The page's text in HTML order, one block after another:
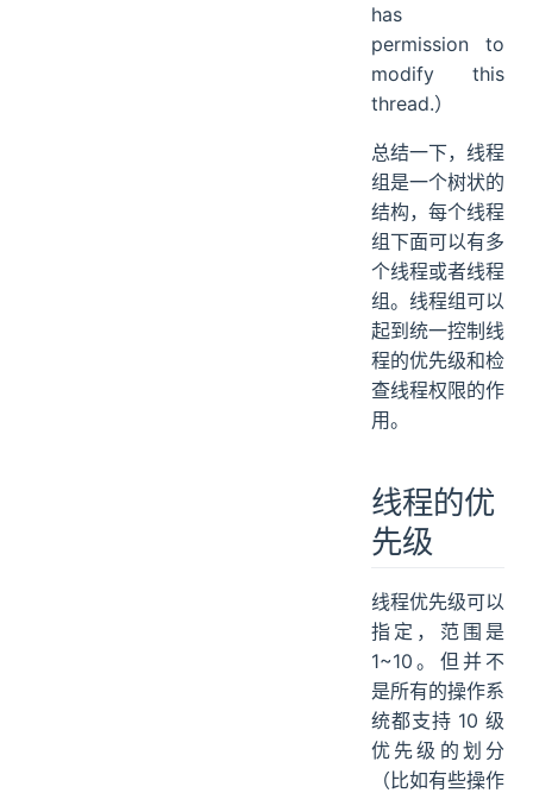
has
permission to
modify this
thread.）
总结一下，线程
组是一个树状的
结构，每个线程
组下面可以有多
个线程或者线程
组。线程组可以
起到统一控制线
程的优先级和检
查线程权限的作
用。
线程的优
先级
线程优先级可以
指定，范围是
1~10。但并不
是所有的操作系
统都支持 10 级
优先级的划分
（比如有些操作